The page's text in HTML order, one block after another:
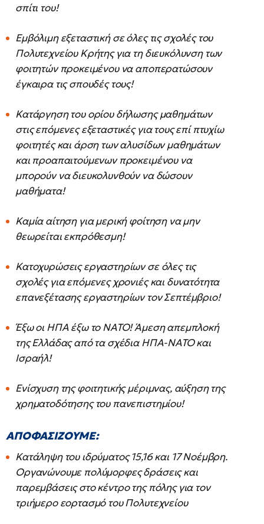
σπίτι του!
Εμβόλιμη εξεταστική σε όλες τις σχολές του
Πολυτεχνείου Κρήτης για τη διευκόλυνση των
φοιτητών προκειμένου να αποπερατώσουν
έγκαιρα τις σπουδές τους!
Κατάργηση του ορίου δήλωσης μαθημάτων
στις επόμενες εξεταστικές για τους επί πτυχίω
φοιτητές και άρση των αλυσίδων μαθημάτων
και προαπαιτούμενων προκειμένου να
μπορούν να διευκολυνθούν να δώσουν
μαθήματα!
Καμία αίτηση για μερική φοίτηση να μην
θεωρείται εκπρόθεσμη!
Κατοχυρώσεις εργαστηρίων σε όλες τις
σχολές για επόμενες χρονιές και δυνατότητα
επανεξέτασης εργαστηρίων τον Σεπτέμβριο!
Έξω οι ΗΠΑ έξω το ΝΑΤΟ! Άμεση απεμπλοκή
της Ελλάδας από τα σχέδια ΗΠΑ-ΝΑΤΟ και
Ισραήλ!
Ενίσχυση της φοιτητικής μέριμνας, αύξηση της
χρηματοδότησης του πανεπιστημίου!
ΑΠΟΦΑΣΙΖΟΥΜΕ:
Κατάληψη του ιδρύματος 15,16 και 17 Νοέμβρη.
Οργανώνουμε πολύμορφες δράσεις και
παρεμβάσεις στο κέντρο της πόλης για τον
τριήμερο εορτασμό του Πολυτεχνείου